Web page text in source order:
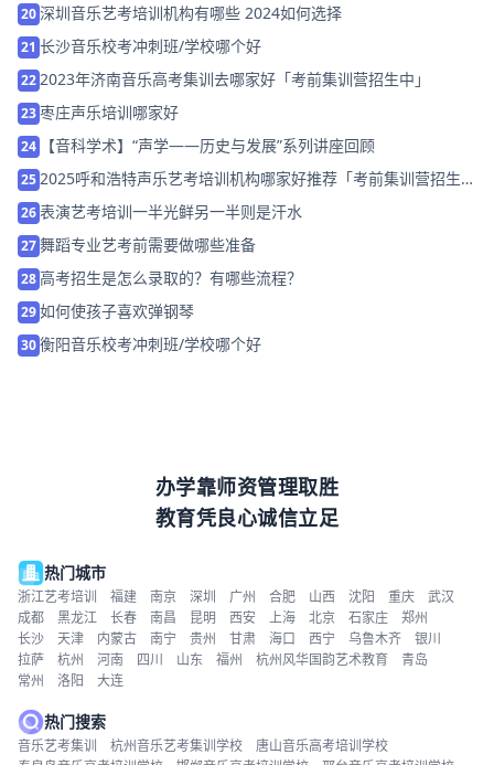
20深圳音乐艺考培训机构有哪些 2024如何选择
21 长沙音乐校考冲刺班/学校哪个好
22 2023年济南音乐高考集训去哪家好「考前集训营招生中」
23枣庄声乐培训哪家好
24 【音科学术】“声学——历史与发展”系列讲座回顾
25 2025呼和浩特声乐艺考培训机构哪家好推荐「考前集训营招生
中」
26表演艺考培训一半光鲜另一半则是汗水
27舞蹈专业艺考前需要做哪些准备
28高考招生是怎么录取的？有哪些流程？
29如何使孩子喜欢弹钢琴
30衡阳音乐校考冲刺班/学校哪个好
办学靠师资管理取胜
教育凭良心诚信立足
热门城市
浙江艺考培训 福建 南京 深圳 广州 合肥 山西 沈阳 重庆
武汉
成都
黑龙江 长春 南昌 昆明 西安 上海 北京 石家庄
郑州
长沙
天津 内蒙古 南宁 贵州 甘肃 海口 西宁 乌鲁木齐
银川
拉萨
杭州 河南 四川 山东 福州 杭州风华国韵艺术教育
青岛
常州
洛阳 大连
热门搜索
音乐艺考集训 杭州音乐艺考集训学校
唐山音乐高考培训学校